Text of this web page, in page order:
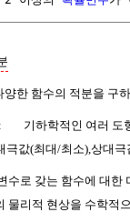
양한 함수의 적분을 구
기하학적인 여러 도
극값(최대/최소),상대
수로 갖는 함수에 대한
물리적 현상을 수학적